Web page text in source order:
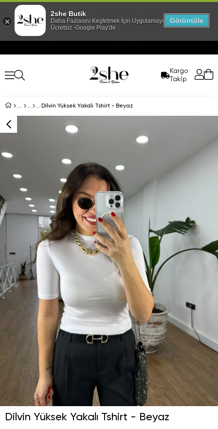
Kargo
Takip
Dilvin Yüksek Yakalı Tshirt - Beyaz
Dilvin Yüksek Yakalı Tshirt - Beyaz
2she Butik
Daha Fazlasını Keşfetmek İçin Uygulamayı İndir!
Ücretsiz -Google Play'de
Görüntüle